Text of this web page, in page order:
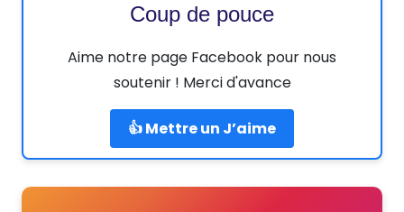
Coup de pouce
Aime notre page Facebook pour nous
soutenir ! Merci d'avance
👍 Mettre un J’aime